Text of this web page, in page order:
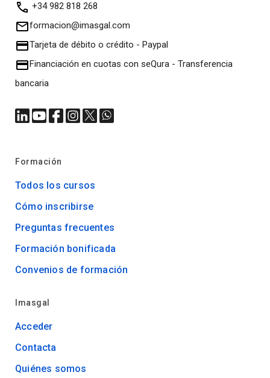
+34 982 818 268
formacion@imasgal.com
Tarjeta de débito o crédito - Paypal
Financiación en cuotas con seQura - Transferencia
bancaria
Formación
Todos los cursos
Cómo inscribirse
Preguntas frecuentes
Formación bonificada
Convenios de formación
Imasgal
Acceder
Contacta
Quiénes somos